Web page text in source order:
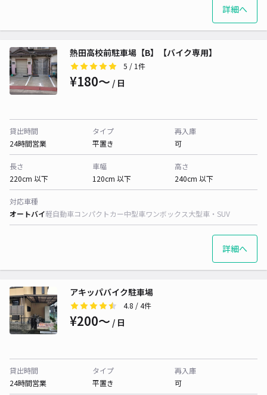
詳細へ
熱田高校前駐車場【B】【バイク専用】
5 / 1件
¥180〜 / 日
貸出時間
24時間営業
タイプ
平置き
再入庫
可
長さ
220cm 以下
車幅
120cm 以下
高さ
240cm 以下
対応車種
オートバイ軽自動車コンパクトカー中型車ワンボックス大型車・SUV
詳細へ
アキッパバイク駐車場
4.8 / 4件
¥200〜 / 日
貸出時間
24時間営業
タイプ
平置き
再入庫
可